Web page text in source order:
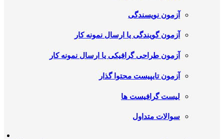
آزمون نویسندگی
آزمون گویندگی یا ارسال نمونه کار
آزمون طراحی گرافیکی یا ارسال نمونه کار
آزمون تایپیست محتوا گذار
لیست گرافیست ها
سوالات متداول